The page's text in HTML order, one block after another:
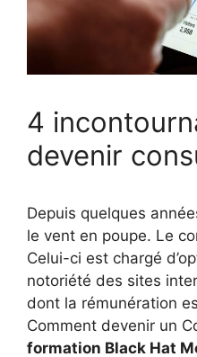
4
devenir
Depuis quelques
le vent en poupe. Le
Celui-ci est chargé
notoriété des sites
dont la rémunération
Comment devenir un
formation Black Hat